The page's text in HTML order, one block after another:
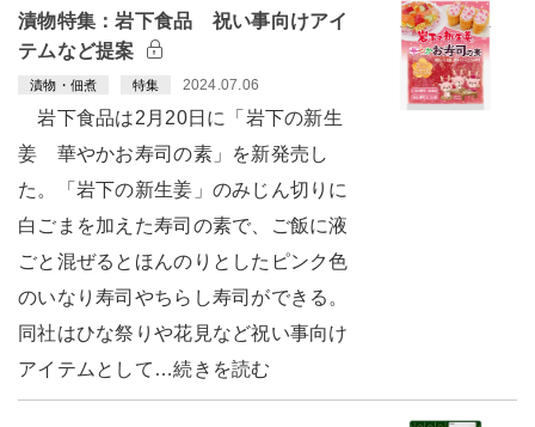
漬物特集：岩下食品 祝い事向けアイ
テムなど提案
漬物・佃煮 特集 2024.07.06
岩下食品は2月20日に「岩下の新生
姜 華やかお寿司の素」を新発売し
た。「岩下の新生姜」のみじん切りに
白ごまを加えた寿司の素で、ご飯に液
ごと混ぜるとほんのりとしたピンク色
のいなり寿司やちらし寿司ができる。
同社はひな祭りや花見など祝い事向け
アイテムとして…続きを読む